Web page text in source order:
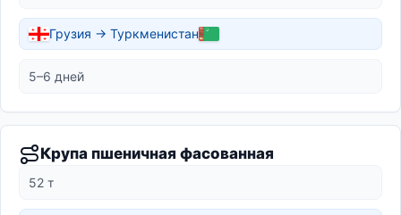
Грузия → Туркменистан
5–6 дней
Крупа пшеничная фасованная
52 т